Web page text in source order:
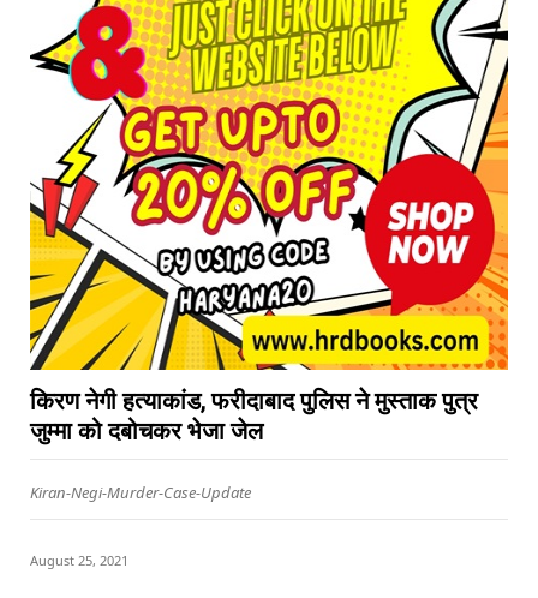
किरण नेगी हत्याकांड, फरीदाबाद पुलिस ने मुस्ताक पुत्र
जुम्मा को दबोचकर भेजा जेल
Kiran-Negi-Murder-Case-Update
August 25, 2021